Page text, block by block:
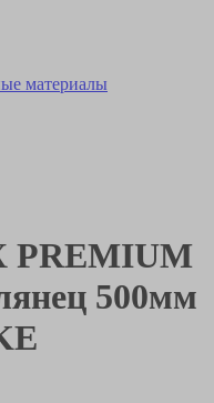
материалы
PREMIUM
500мм